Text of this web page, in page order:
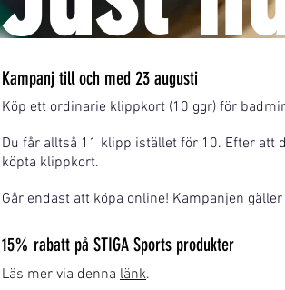
Kampanj till och med 23 augusti
Köp ett ordinarie klippkort (10 ggr) för
Du får alltså 11 klipp istället för 10. Efter
köpta klippkort.
Går endast att köpa online! Kampanjen
15% rabatt på STIGA Sports produkter
Läs mer via denna länk.